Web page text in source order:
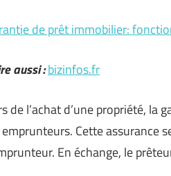
de prêt immobilier:
aussi :bizinfos.fr
de l’achat d’une propriété,
emprunteurs. Cette assurance
En échange, le